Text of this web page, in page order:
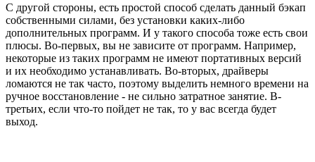
С другой стороны, есть простой способ сделать данный бэкап
собственными силами, без установки каких-либо
дополнительных программ. И у такого способа тоже есть свои
плюсы. Во-первых, вы не зависите от программ. Например,
некоторые из таких программ не имеют портативных версий
и их необходимо устанавливать. Во-вторых, драйверы
ломаются не так часто, поэтому выделить немного времени на
ручное восстановление - не сильно затратное занятие. В-
третьих, если что-то пойдет не так, то у вас всегда будет
выход.